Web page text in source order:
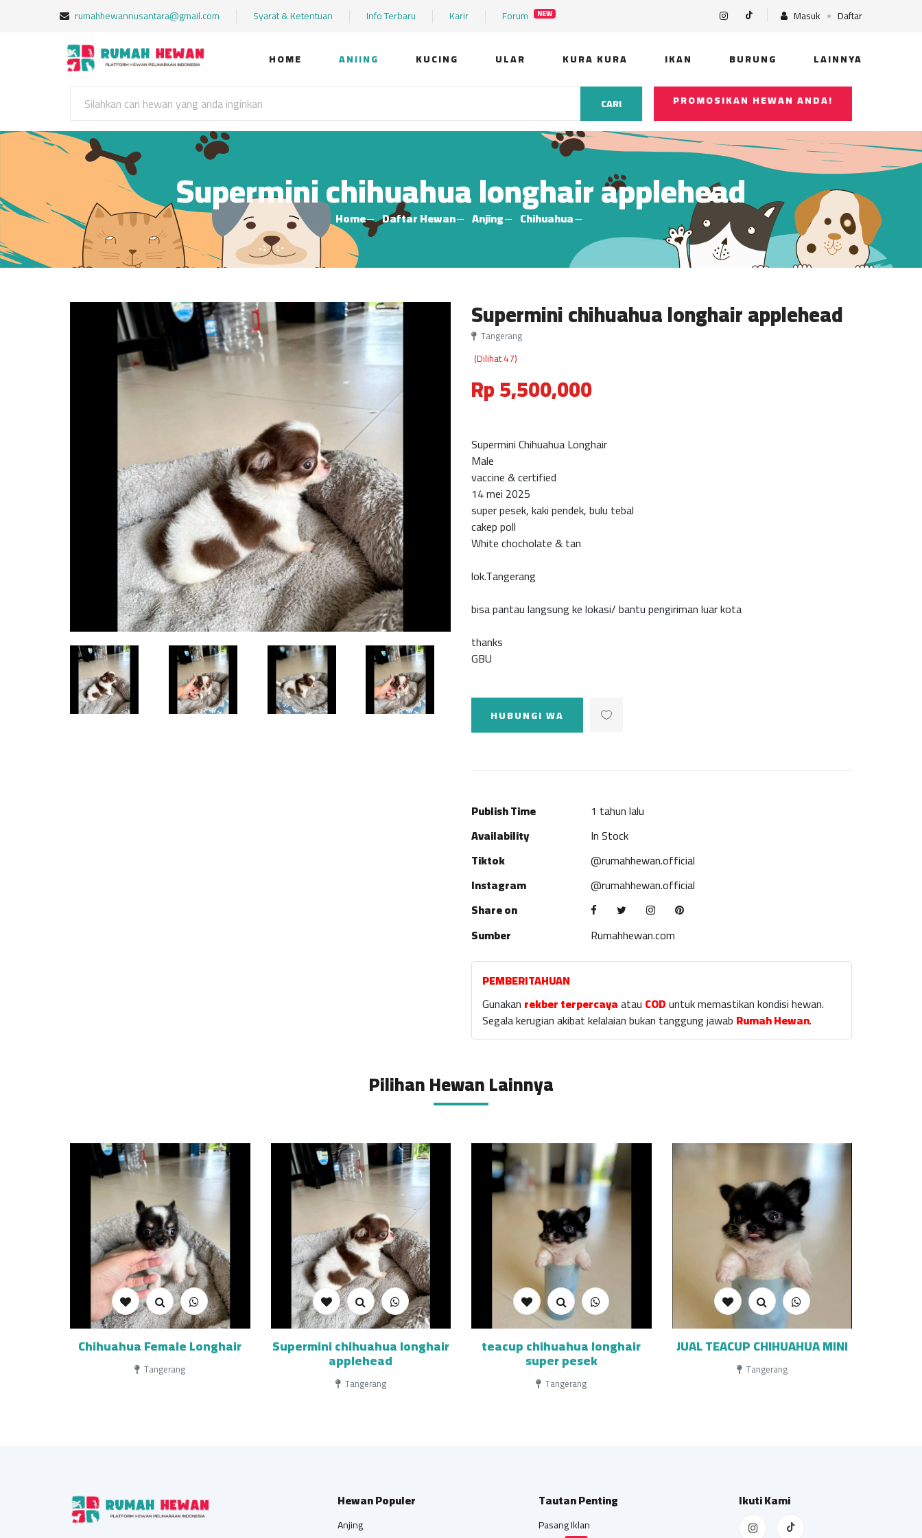
rumahhewannusantara@gmail.com Syarat & Ketentuan Info Terbaru Karir Forum NEW Masuk Daftar
HOME ANJING KUCING ULAR KURA KURA IKAN BURUNG LAINNYA
CARI PROMOSIKAN HEWAN ANDA!
Supermini chihuahua longhair applehead
Home Daftar Hewan Anjing Chihuahua
Supermini chihuahua longhair applehead
Tangerang
(Dilihat 47)
Rp 5,500,000
Supermini Chihuahua Longhair
Male
vaccine & certified
14 mei 2025
super pesek, kaki pendek, bulu tebal
cakep poll
White chocholate & tan
lok.Tangerang
bisa pantau langsung ke lokasi/ bantu pengiriman luar kota
thanks
GBU
HUBUNGI WA
Publish Time
1 tahun lalu
Availability
In Stock
Tiktok
@rumahhewan.official
Instagram
@rumahhewan.official
Share on
Sumber
Rumahhewan.com
PEMBERITAHUAN
Gunakan rekber terpercayaatau CODuntuk memastikan kondisi hewan.
Segala kerugian akibat kelalaian bukan tanggung jawab Rumah Hewan.
Pilihan Hewan Lainnya
Chihuahua Female Longhair
Tangerang
Supermini chihuahua longhair
applehead
Tangerang
teacup chihuahua longhair
super pesek
Tangerang
JUAL TEACUP CHIHUAHUA MINI
Tangerang
Hewan Populer
Anjing
Tautan Penting
Pasang Iklan
Ikuti Kami